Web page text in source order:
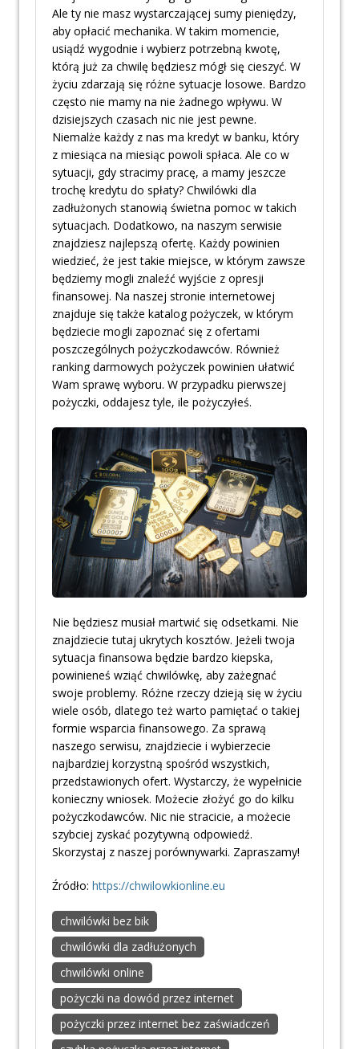
Ale ty nie masz wystarczającej sumy pieniędzy,
aby opłacić mechanika. W takim momencie,
usiądź wygodnie i wybierz potrzebną kwotę,
którą już za chwilę będziesz mógł się cieszyć. W
życiu zdarzają się różne sytuacje losowe. Bardzo
często nie mamy na nie żadnego wpływu. W
dzisiejszych czasach nic nie jest pewne.
Niemalże każdy z nas ma kredyt w banku, który
z miesiąca na miesiąc powoli spłaca. Ale co w
sytuacji, gdy stracimy pracę, a mamy jeszcze
trochę kredytu do spłaty? Chwilówki dla
zadłużonych stanowią świetna pomoc w takich
sytuacjach. Dodatkowo, na naszym serwisie
znajdziesz najlepszą ofertę. Każdy powinien
wiedzieć, że jest takie miejsce, w którym zawsze
będziemy mogli znaleźć wyjście z opresji
finansowej. Na naszej stronie internetowej
znajduje się także katalog pożyczek, w którym
będziecie mogli zapoznać się z ofertami
poszczególnych pożyczkodawców. Również
ranking darmowych pożyczek powinien ułatwić
Wam sprawę wyboru. W przypadku pierwszej
pożyczki, oddajesz tyle, ile pożyczyłeś.
Nie będziesz musiał martwić się odsetkami. Nie
znajdziecie tutaj ukrytych kosztów. Jeżeli twoja
sytuacja finansowa będzie bardzo kiepska,
powinieneś wziąć chwilówkę, aby zażegnać
swoje problemy. Różne rzeczy dzieją się w życiu
wiele osób, dlatego też warto pamiętać o takiej
formie wsparcia finansowego. Za sprawą
naszego serwisu, znajdziecie i wybierzecie
najbardziej korzystną spośród wszystkich,
przedstawionych ofert. Wystarczy, że wypełnicie
konieczny wniosek. Możecie złożyć go do kilku
pożyczkodawców. Nic nie stracicie, a możecie
szybciej zyskać pozytywną odpowiedź.
Skorzystaj z naszej porównywarki. Zapraszamy!
Źródło: https://chwilowkionline.eu
chwilówki bez bik
chwilówki dla zadłużonych
chwilówki online
pożyczki na dowód przez internet
pożyczki przez internet bez zaświadczeń